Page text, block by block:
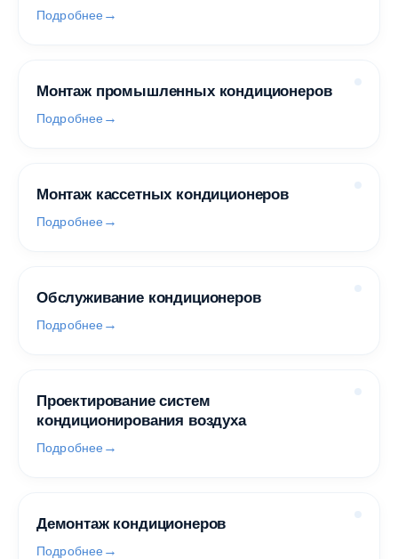
Подробнее
Монтаж промышленных кондиционеров
Подробнее
Монтаж кассетных кондиционеров
Подробнее
Обслуживание кондиционеров
Подробнее
Проектирование систем
кондиционирования воздуха
Подробнее
Демонтаж кондиционеров
Подробнее